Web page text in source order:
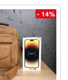
- 14%